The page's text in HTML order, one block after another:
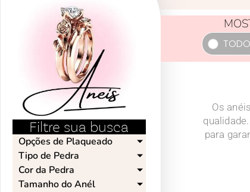
Filtre sua busca
Opções de Plaqueado​
Tipo de Pedra​
Cor da Pedra​
Tamanho do Anél​
Os
para